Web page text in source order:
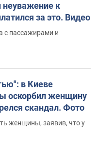
неуважение к
за это. Видео
с пассажирами и
в Киеве
оскорбил женщину
скандал. Фото
женщины, заявив, что у